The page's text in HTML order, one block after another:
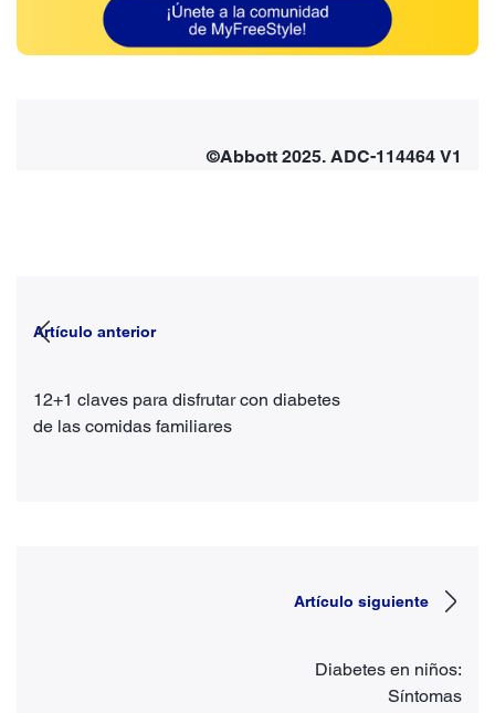
©Abbott 2025. ADC-114464 V1
Artículo anterior
12+1 claves para disfrutar con diabetes
de las comidas familiares
Artículo siguiente
Diabetes en niños:
Síntomas